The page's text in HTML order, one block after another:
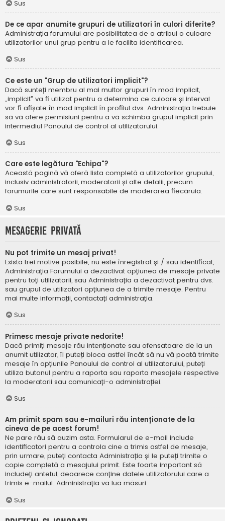
Sus
De ce apar anumite grupuri de utilizatori în culori diferite?
Administrația forumului are posibilitatea de a atribui o culoare
utilizatorilor unui grup pentru a le facilita identificarea.
Sus
Ce este un "Grup de utilizatori implicit"?
Dacă sunteți membru al mai multor grupuri în mod implicit,
„implicit” va fi utilizat pentru a determina ce culoare și interval
vor fi afișate în mod implicit în profilul dvs. Administrația trebuie
să vă ofere permisiuni pentru a vă schimba grupul implicit prin
intermediul Panoului de control al utilizatorului.
Sus
Care este legătura "Echipa"?
Această pagină vă oferă lista completă a utilizatorilor grupului,
inclusiv administratorii, moderatorii și alte detalii, precum
forumurile care sunt responsabile de moderarea fiecăruia.
Sus
Mesagerie privată
Nu pot trimite un mesaj privat!
Există trei motive posibile; nu este înregistrat și / sau identificat,
Administrația Forumului a dezactivat opțiunea de mesaje private
pentru toți utilizatorii, sau Administrația a dezactivat pentru dvs.
sau grupul de utilizatori opțiunea de a trimite mesaje. Pentru
mai multe informații, contactați administrația.
Sus
Primesc mesaje private nedorite!
Dacă primiți mesaje rău intenționate sau ofensatoare de la un
anumit utilizator, îl puteți bloca astfel încât să nu vă poată trimite
mesaje în opțiunile Panoului de control al utilizatorului, puteți
utiliza butonul pentru a raporta sau raporta mesajele respective
la moderatorii sau comunicați-o administrației.
Sus
Am primit spam sau e-mailuri rău intenționate de la
cineva de pe acest forum!
Ne pare rău să auzim asta. Formularul de e-mail include
identificatori pentru a controla cine a trimis astfel de mesaje,
prin urmare, puteți contacta Administrația și le puteți trimite o
copie completă a mesajului primit. Este foarte important să
includeți antetul, deoarece conține datele utilizatorului care a
trimis e-mailul. Administrația va lua măsuri.
Sus